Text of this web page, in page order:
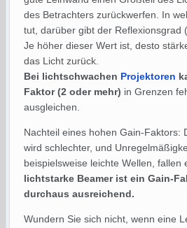
des Betrachters zurückwerfen. In
tut, darüber gibt der Reflexionsgrad
Je höher dieser Wert ist, desto
das Licht zurück.
Bei lichtschwachen Projektoren
Faktor (2 oder mehr) in Grenzen
ausgleichen.
Nachteil eines hohen Gain-Faktors:
wird schlechter, und
beispielsweise leichte Wellen, fallen
lichtstarke Beamer ist ein Gain-
durchaus ausreichend.
Wundern Sie sich nicht, wenn eine